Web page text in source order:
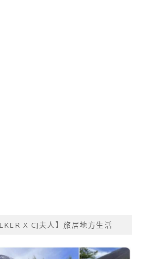
X CJ夫人】旅居地方生活